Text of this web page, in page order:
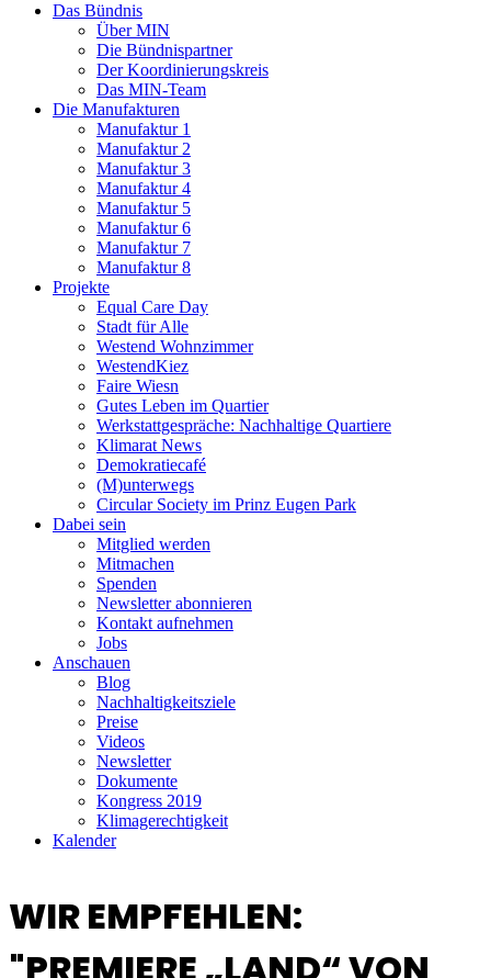
Das Bündnis
Über MIN
Die Bündnispartner
Der Koordinierungskreis
Das MIN-Team
Die Manufakturen
Manufaktur 1
Manufaktur 2
Manufaktur 3
Manufaktur 4
Manufaktur 5
Manufaktur 6
Manufaktur 7
Manufaktur 8
Projekte
Equal Care Day
Stadt für Alle
Westend Wohnzimmer
WestendKiez
Faire Wiesn
Gutes Leben im Quartier
Werkstattgespräche: Nachhaltige Quartiere
Klimarat News
Demokratiecafé
(M)unterwegs
Circular Society im Prinz Eugen Park
Dabei sein
Mitglied werden
Mitmachen
Spenden
Newsletter abonnieren
Kontakt aufnehmen
Jobs
Anschauen
Blog
Nachhaltigkeitsziele
Preise
Videos
Newsletter
Dokumente
Kongress 2019
Klimagerechtigkeit
Kalender
WIR EMPFEHLEN: